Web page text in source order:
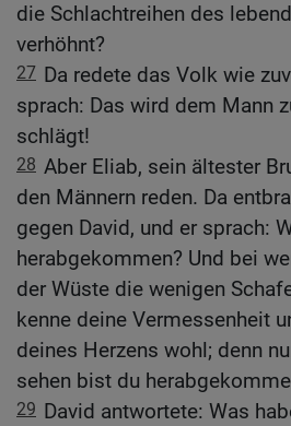
die Schlachtreihen des
verhöhnt?
27 Da redete das Volk wie
sprach: Das wird dem Mann
schlägt!
28 Aber Eliab, sein ältester
den Männern reden. Da
gegen David, und er sprach:
herabgekommen? Und bei
der Wüste die wenigen
kenne deine Vermessenheit
deines Herzens wohl; denn
sehen bist du
29 David antwortete: Was